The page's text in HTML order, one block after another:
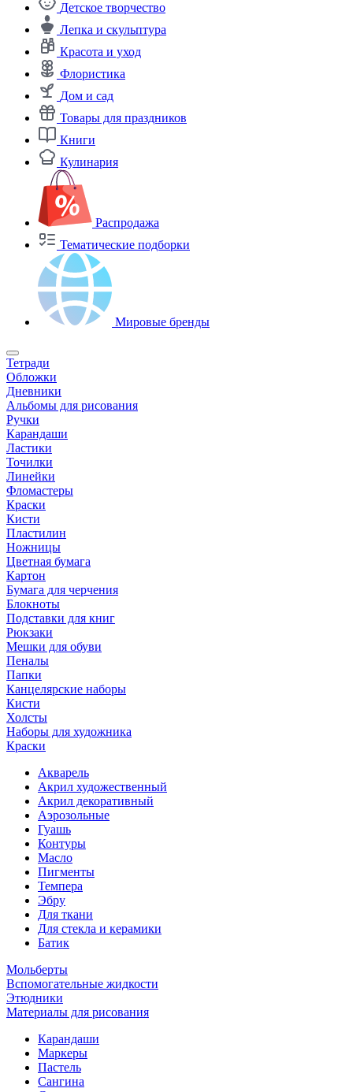
Детское творчество
Лепка и скульптура
Красота и уход
Флористика
Дом и сад
Товары для праздников
Книги
Кулинария
Распродажа
Тематические подборки
Мировые бренды
Тетради
Обложки
Дневники
Альбомы для рисования
Ручки
Карандаши
Ластики
Точилки
Линейки
Фломастеры
Краски
Кисти
Пластилин
Ножницы
Цветная бумага
Картон
Бумага для черчения
Блокноты
Подставки для книг
Рюкзаки
Мешки для обуви
Пеналы
Папки
Канцелярские наборы
Кисти
Холсты
Наборы для художника
Краски
Акварель
Акрил художественный
Акрил декоративный
Аэрозольные
Гуашь
Контуры
Масло
Пигменты
Темпера
Эбру
Для ткани
Для стекла и керамики
Батик
Мольберты
Вспомогательные жидкости
Этюдники
Материалы для рисования
Карандаши
Маркеры
Пастель
Сангина